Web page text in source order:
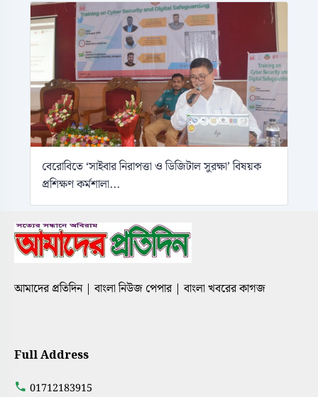
বেরোবিতে ‘সাইবার নিরাপত্তা ও ডিজিটাল সুরক্ষা’ বিষয়ক
প্রশিক্ষণ কর্মশালা...
আমাদের প্রতিদিন | বাংলা নিউজ পেপার | বাংলা খবরের কাগজ
Full Address
01712183915